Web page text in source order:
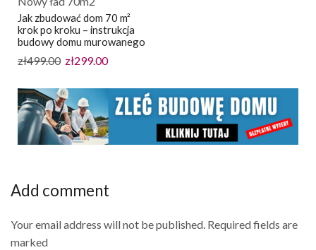
Jak zbudować dom 70 m²
krok po kroku – instrukcja
budowy domu murowanego
zł499.00 zł299.00
Add comment
Your email address will not be published. Required fields are
marked